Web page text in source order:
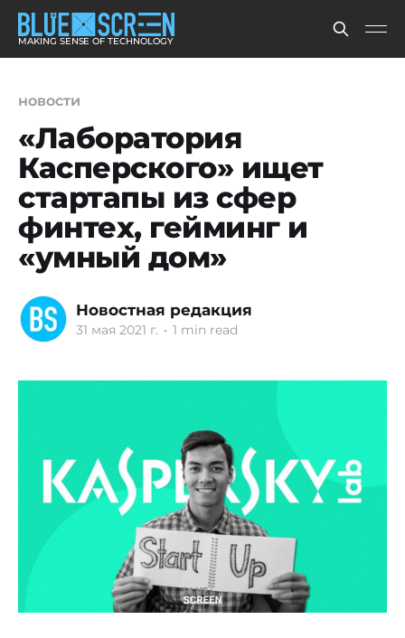
MAKING SENSE OF TECHNOLOGY
новости
«Лаборатория
Касперского» ищет
стартапы из сфер
финтех, гейминг и
«умный дом»
Новостная редакция
31 мая 2021 г. • 1 min read